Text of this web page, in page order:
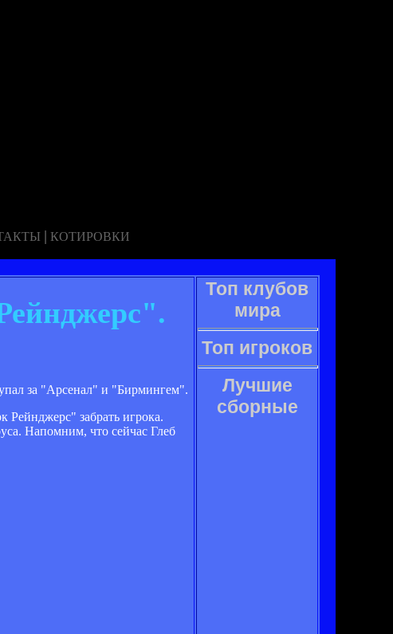
| КОТИРОВКИ
за "Арсенал" и "Бирмингем".
забрать игрока.
Напомним, что сейчас Глеб
Топ клубов
мира
Топ игроков
Лучшие
сборные